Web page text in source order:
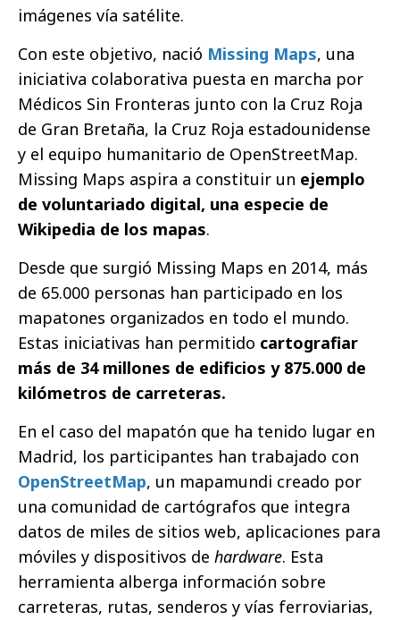
imágenes vía satélite.
Con este objetivo, nació Missing Maps, una
iniciativa colaborativa puesta en marcha por
Médicos Sin Fronteras junto con la Cruz Roja
de Gran Bretaña, la Cruz Roja estadounidense
y el equipo humanitario de OpenStreetMap.
Missing Maps aspira a constituir un ejemplo
de voluntariado digital, una especie de
Wikipedia de los mapas.
Desde que surgió Missing Maps en 2014, más
de 65.000 personas han participado en los
mapatones organizados en todo el mundo.
Estas iniciativas han permitido cartografiar
más de 34 millones de edificios y 875.000 de
kilómetros de carreteras.
En el caso del mapatón que ha tenido lugar en
Madrid, los participantes han trabajado con
OpenStreetMap, un mapamundi creado por
una comunidad de cartógrafos que integra
datos de miles de sitios web, aplicaciones para
móviles y dispositivos de hardware. Esta
herramienta alberga información sobre
carreteras, rutas, senderos y vías ferroviarias,